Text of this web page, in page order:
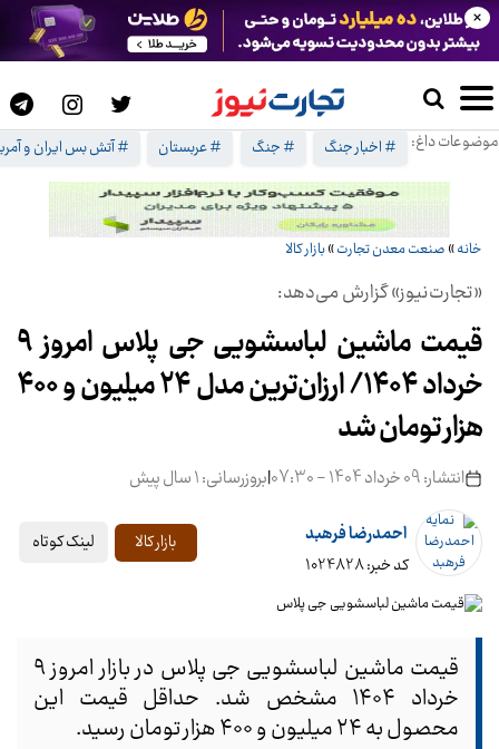
موضوعات داغ: # اخبار جنگ # جنگ # عربستان # آتش بس ایران و
×
خانه» صنعت معدن تجارت»بازار کالا
«تجارت‌نیوز» گزارش می‌دهد:
قیمت ماشین لباسشویی جی پلاس امروز ۹
خرداد ۱۴۰۴/ ارزان‌ترین مدل ۲۴ میلیون و ۴۰۰
هزار تومان شد
انتشار: 09 خرداد 1404 - 07:30 |بروزرسانی: 1 سال پیش
احمدرضا فرهبد
کد خبر: 1024828
بازار کالا لینک کوتاه
قیمت ماشین لباسشویی جی پلاس در بازار امروز ۹
خرداد ۱۴۰۴ مشخص شد. حداقل قیمت این
محصول به ۲۴ میلیون و ۴۰۰ هزار تومان رسید.